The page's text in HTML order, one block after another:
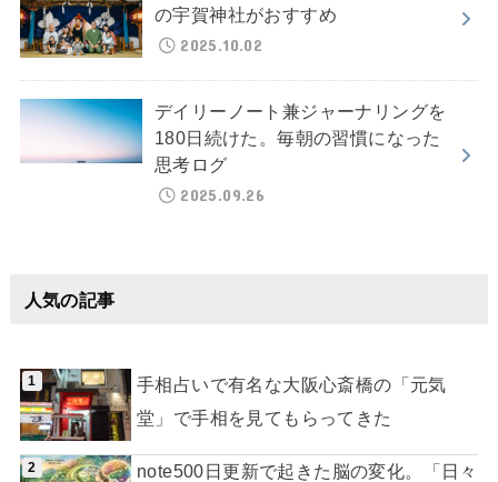
の宇賀神社がおすすめ
2025.10.02
デイリーノート兼ジャーナリングを
180日続けた。毎朝の習慣になった
思考ログ
2025.09.26
人気の記事
手相占いで有名な大阪心斎橋の「元気
堂」で手相を見てもらってきた
note500日更新で起きた脳の変化。「日々